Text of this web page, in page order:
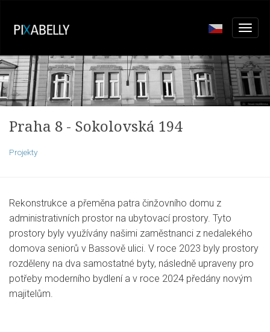
Praha 8 - Sokolovská 194
Projekty
Rekonstrukce a přeměna patra činžovního domu z
administrativních prostor na ubytovací prostory. Tyto
prostory byly využívány našimi zaměstnanci z nedalekého
domova seniorů v Bassově ulici. V roce 2023 byly prostory
rozděleny na dva samostatné byty, následně upraveny pro
potřeby moderního bydlení a v roce 2024 předány novým
majitelům.